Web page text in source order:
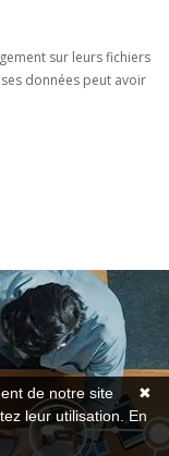
sur leurs fichiers
données peut avoir
✖
de notre site
leur utilisation. En